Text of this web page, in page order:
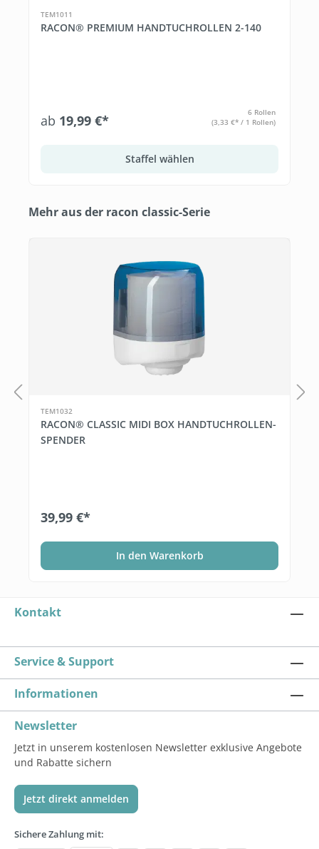
TEM1011
RACON® PREMIUM HANDTUCHROLLEN 2-140
ab 19,99 €*
6 Rollen
(3,33 €* / 1 Rollen)
Staffel wählen
Produktgalerie überspringen
Mehr aus der racon classic-Serie
TEM1032
RACON® CLASSIC MIDI BOX HANDTUCHROLLEN-
SPENDER
39,99 €*
In den Warenkorb
Kontakt
Service & Support
Informationen
Newsletter
Jetzt in unserem kostenlosen Newsletter exklusive Angebote
und Rabatte sichern
Jetzt direkt anmelden
Sichere Zahlung mit: